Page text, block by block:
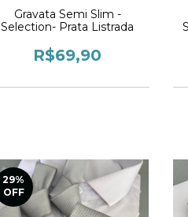
Gravata Semi Slim -
Selection- Prata Listrada
R$69,90
29%
OFF